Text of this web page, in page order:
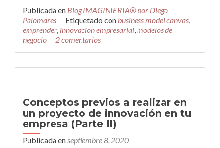
realizar
el
modelo
negocios
idea
empresarial
Publicada en Blog IMAGINIERIA® por Diego
Palomares
Etiquetado conbusiness model canvas,
emprender, innovacion empresarial,modelos de
negocio
2 comentarios
Conceptos previos a realizar en
un proyecto de innovación en tu
empresa (Parte II)
Publicada enseptiembre 8, 2020